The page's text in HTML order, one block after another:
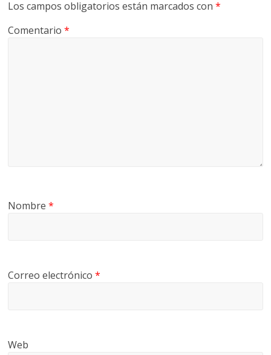
Los campos obligatorios están marcados con*
Comentario*
Nombre*
Correo electrónico*
Web